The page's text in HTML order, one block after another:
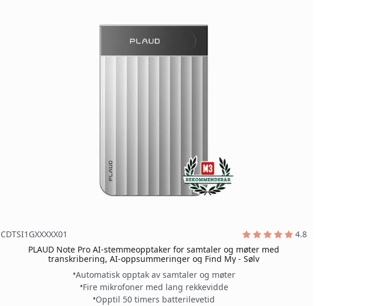
CDTSI1GXXXXX01
4.8
PLAUD Note Pro AI-stemmeopptaker for samtaler og møter med
transkribering, AI-oppsummeringer og Find My - Sølv
Automatisk opptak av samtaler og møter
Fire mikrofoner med lang rekkevidde
Opptil 50 timers batterilevetid